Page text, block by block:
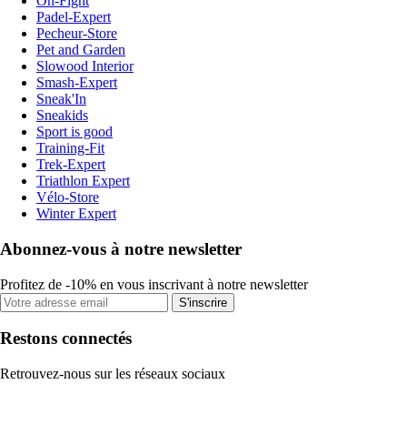
Padel-Expert
Pecheur-Store
Pet and Garden
Slowood Interior
Smash-Expert
Sneak'In
Sneakids
Sport is good
Training-Fit
Trek-Expert
Triathlon Expert
Vélo-Store
Winter Expert
Abonnez-vous à notre newsletter
Profitez de -10% en vous inscrivant à notre newsletter
S'inscrire
Restons connectés
Retrouvez-nous sur les réseaux sociaux